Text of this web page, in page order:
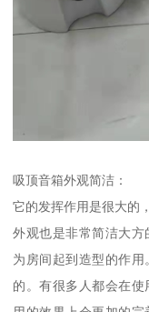
吸顶音箱外观简洁：
它的发挥作用是很大的
外观也是非常简洁大
为房间起到造型的作
的。有很多人都会在